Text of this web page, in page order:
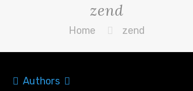
zend
Home zend
Authors